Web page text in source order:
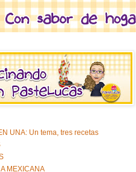
UNA: Un tema, tres recetas
MEXICANA